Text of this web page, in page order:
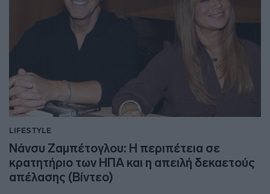
LIFESTYLE
Νάνσυ Ζαμπέτογλου: Η περιπέτεια σε
κρατητήριο των ΗΠΑ και η απειλή δεκαετούς
απέλασης (Βίντεο)